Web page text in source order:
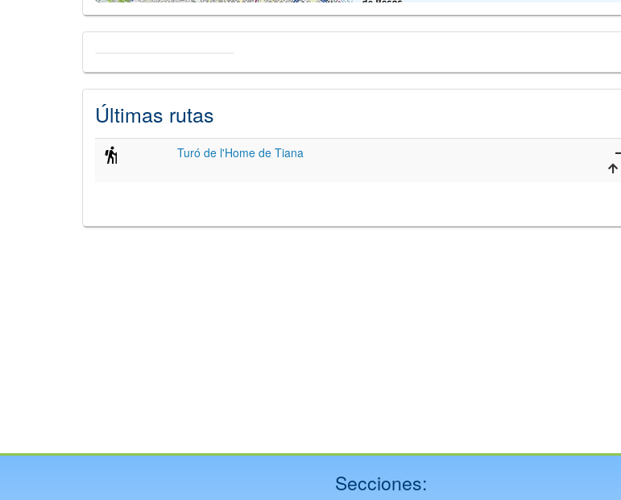
Últimas rutas
Turó de l'Home de Tiana
Secciones: